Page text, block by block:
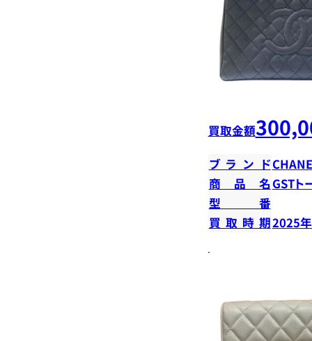
買取金額
ブランド
商品名 GSTト
型番
買取時期2025